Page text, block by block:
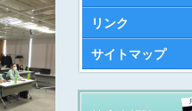
リンク
サイトマップ